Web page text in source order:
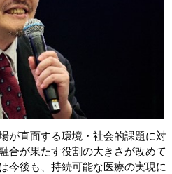
が直面する環境・社会的課題に対
合が果たす役割の大きさが改めて
今後も、持続可能な医療の実現に